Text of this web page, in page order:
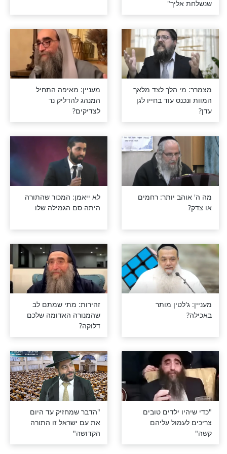
בצער,
גאולה
גאולה: מה יכול להציל את
עם ישראל באחרית הימים?
הלך לצד מלאך
עוד בחייו לגן
מעניין: מאיפה התחיל
המנהג להדליק נר
לצדיקים?
יותר: רחמים
לא ייאמן: המכור שהתורה
היתה סם הגמילה שלו
מותר
זהירות: מתי שמתם לב